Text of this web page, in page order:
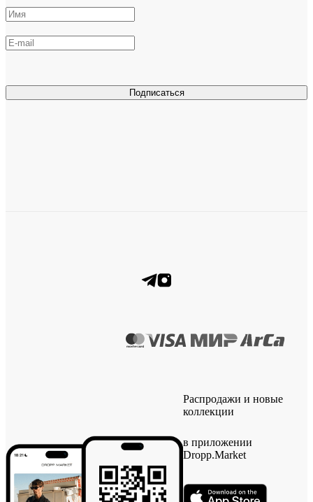
Подписаться
Распродажи и новые
коллекции
в приложении
Dropp.Market